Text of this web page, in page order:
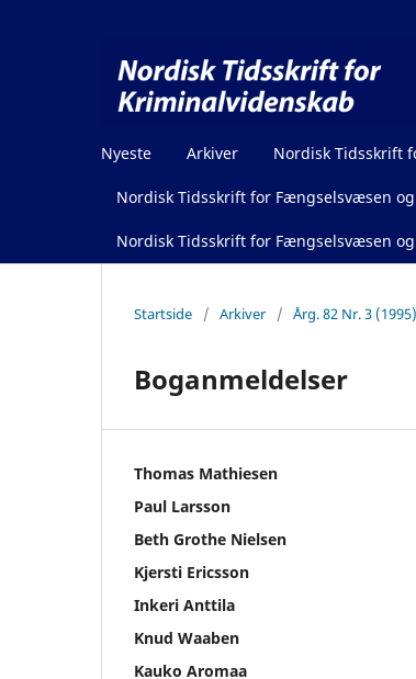
Nyeste Arkiver Nordisk Tidsskrift
Nordisk Tidsskrift for Fængselsvæsen
Nordisk Tidsskrift for Fængselsvæsen
Startside / Arkiver / Årg. 82 Nr. 3 (1995)
Boganmeldelser
Thomas Mathiesen
Paul Larsson
Beth Grothe Nielsen
Kjersti Ericsson
Inkeri Anttila
Knud Waaben
Kauko Aromaa